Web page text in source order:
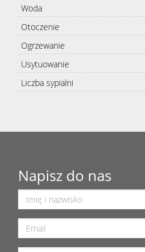
Woda
Otoczenie
Ogrzewanie
Usytuowanie
Liczba sypialni
Napisz do nas